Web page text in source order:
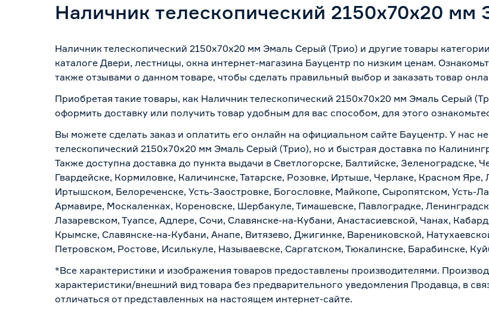
Наличник телескопический 2150х70х20
Наличник телескопический 2150х70х20 мм Эмаль Серый (Трио) и другие товары
каталоге Двери, лестницы, окна интернет-магазина Бауцентр по низким ценам.
также отзывами о данном товаре, чтобы сделать правильный выбор и заказать товар
Приобретая такие товары, как Наличник телескопический 2150х70х20 мм Эмаль Серый
оформить доставку или получить товар удобным для вас способом, для этого
Вы можете сделать заказ и оплатить его онлайн на официальном сайте Бауцентр. У нас
телескопический 2150х70х20 мм Эмаль Серый (Трио), но и быстрая доставка по
Также доступна доставка до пункта выдачи в Светлогорске, Балтийске, Зеленоградске,
Гвардейске, Кормиловке, Каличинске, Татарске, Розовке, Иртыше, Черлаке, Красном
Иртышском, Белореченске, Усть-Заостровке, Богословке, Майкопе, Сыропятском, Усть-
Армавире, Москаленках, Кореновске, Шербакуле, Тимашевске, Павлоградке,
Лазаревском, Туапсе, Адлере, Сочи, Славянске-на-Кубани, Анастасиевской, Чанах,
Крымске, Славянске-на-Кубани, Анапе, Витязево, Джигинке, Варениковской,
Петровском, Ростове, Исилькуле, Называевске, Саргатском, Тюкалинске, Барабинске,
*Все характеристики и изображения товаров предоставлены производителями.
характеристики/внешний вид товара без предварительного уведомления Продавца, в
отличаться от представленных на настоящем интернет-сайте.